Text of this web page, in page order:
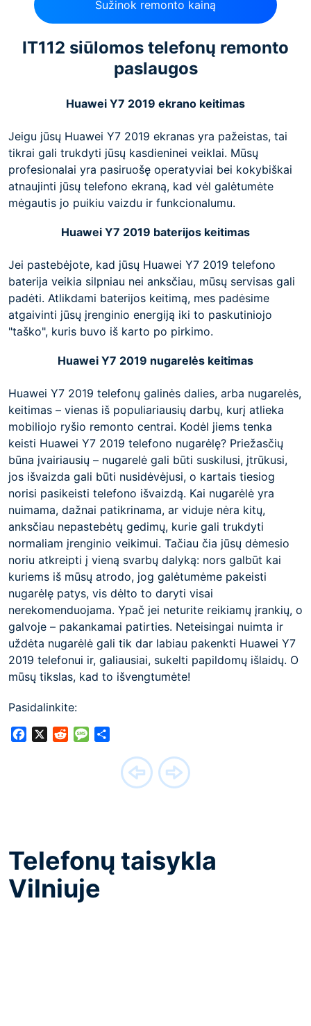
Sužinok remonto kainą
IT112 siūlomos telefonų remonto
paslaugos
Huawei Y7 2019 ekrano keitimas
Jeigu jūsų Huawei Y7 2019 ekranas yra pažeistas, tai
tikrai gali trukdyti jūsų kasdieninei veiklai. Mūsų
profesionalai yra pasiruošę operatyviai bei kokybiškai
atnaujinti jūsų telefono ekraną, kad vėl galėtumėte
mėgautis jo puikiu vaizdu ir funkcionalumu.
Huawei Y7 2019 baterijos keitimas
Jei pastebėjote, kad jūsų Huawei Y7 2019 telefono
baterija veikia silpniau nei anksčiau, mūsų servisas gali
padėti. Atlikdami baterijos keitimą, mes padėsime
atgaivinti jūsų įrenginio energiją iki to paskutiniojo
"taško", kuris buvo iš karto po pirkimo.
Huawei Y7 2019 nugarelės keitimas
Huawei Y7 2019 telefonų galinės dalies, arba nugarelės,
keitimas – vienas iš populiariausių darbų, kurį atlieka
mobiliojo ryšio remonto centrai. Kodėl jiems tenka
keisti Huawei Y7 2019 telefono nugarėlę? Priežasčių
būna įvairiausių – nugarelė gali būti suskilusi, įtrūkusi,
jos išvaizda gali būti nusidėvėjusi, o kartais tiesiog
norisi pasikeisti telefono išvaizdą. Kai nugarėlė yra
nuimama, dažnai patikrinama, ar viduje nėra kitų,
anksčiau nepastebėtų gedimų, kurie gali trukdyti
normaliam įrenginio veikimui. Tačiau čia jūsų dėmesio
noriu atkreipti į vieną svarbų dalyką: nors galbūt kai
kuriems iš mūsų atrodo, jog galėtumėme pakeisti
nugarėlę patys, vis dėlto to daryti visai
nerekomenduojama. Ypač jei neturite reikiamų įrankių, o
galvoje – pakankamai patirties. Neteisingai nuimta ir
uždėta nugarėlė gali tik dar labiau pakenkti Huawei Y7
2019 telefonui ir, galiausiai, sukelti papildomų išlaidų. O
mūsų tikslas, kad to išvengtumėte!
Pasidalinkite:
FacebookRedditMessage
Telefonų taisykla
Vilniuje